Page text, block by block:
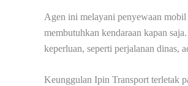
Agen ini melayani penyewaan
membutuhkan kendaraan kapan
keperluan, seperti perjalanan dinas,
Keunggulan Ipin Transport terletak